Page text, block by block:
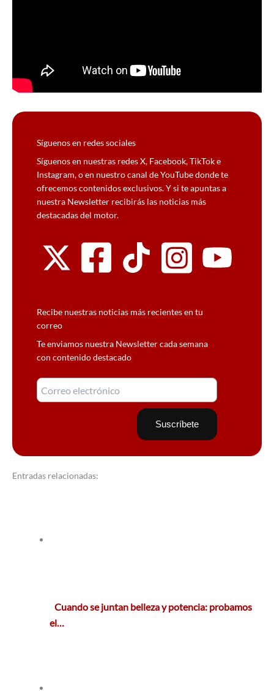
Síguenos en redes sociales
Síguenos en nuestras redes X, Facebook, TikTok e
Instagram, o en nuestro canal de YouTube donde te
ofrecemos contenidos exclusivos. Y si te apuntas a
nuestra Newsletter recibirás las noticias más
destacadas del motor.
Recibe nuestras noticias más recientes en tu
correo
Te enviamos nuestra Newsletter cada semana
con contenido destacado
Entradas relacionadas:
Cuando se juntan belleza y potencia: probamos
el…